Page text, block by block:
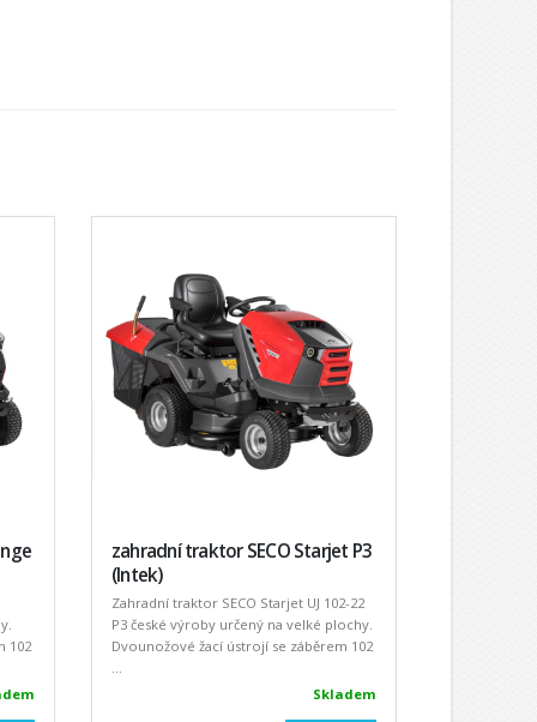
102
zahradní traktor SECO Starjet P3
(Intek)
Zahradní traktor SECO Starjet UJ 102-22
P3 české výroby určený na velké plochy.
Dvounožové žací ústrojí se záběrem 102
Skladem